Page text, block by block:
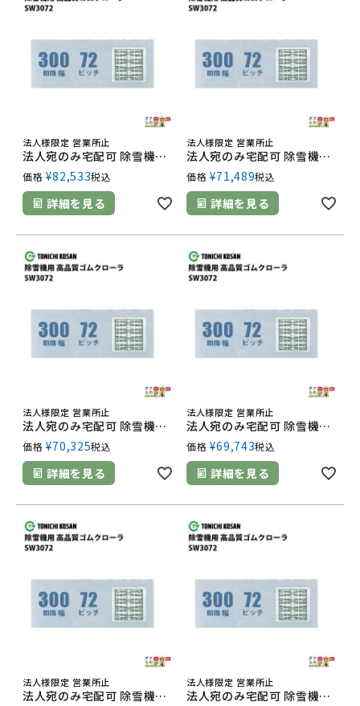
法人様限定 営業所止
法人宛のみ宅配可 除雪機用クローラ 300mm幅×72ピッチ コマ数56 SW3072 1本
価格 ¥82,533税込
詳細を見る
法人様限定 営業所止
法人宛のみ宅配可 除雪機用クローラ 300mm幅×72ピッチ コマ数44 SW3072 1本
価格 ¥71,489税込
詳細を見る
法人様限定 営業所止
法人宛のみ宅配可 除雪機用クローラ 300mm幅×72ピッチ コマ数42 SW3072 1本
価格 ¥70,325税込
詳細を見る
法人様限定 営業所止
法人宛のみ宅配可 除雪機用クローラ 300mm幅×72ピッチ コマ数40 SW3072 1本
価格 ¥69,743税込
詳細を見る
法人様限定 営業所止
法人宛のみ宅配可 除雪機用クローラ 300mm幅×72ピッチ コマ数38 SW3072 1本
法人様限定 営業所止
法人宛のみ宅配可 除雪機用クローラ 300mm幅×72ピッチ コマ数36 SW3072 1本